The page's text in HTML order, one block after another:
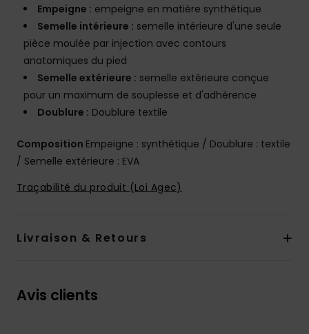
Empeigne : empeigne en matière synthétique
Semelle intérieure : semelle intérieure d'une seule
pièce moulée par injection avec contours
anatomiques du pied
Semelle extérieure : semelle extérieure conçue
pour un maximum de souplesse et d'adhérence
Doublure : Doublure textile
Composition Empeigne : synthétique / Doublure : textile
/ Semelle extérieure : EVA
Traçabilité du produit (Loi Agec)
Livraison & Retours
Avis clients